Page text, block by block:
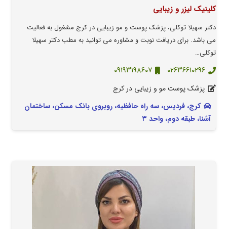
کلینیک لیزر و زیبایی
دکتر سهیلا توکلی، پزشک پوست و مو زیبایی در کرج مشغول به فعالیت
می باشد. برای دریافت نوبت و مشاوره می توانید به مطب دکتر سهیلا
توکلی…
۰۲۶۳۶۶۱۰۲۹۶ ۰۹۱۹۳۱۹۸۶۰۷
پزشک پوست مو و زیبایی در کرج
کرج، فردیس، سه راه حافظیه، روبروی بانک مسکن، ساختمان
آشنا، طبقه دوم، واحد ۳